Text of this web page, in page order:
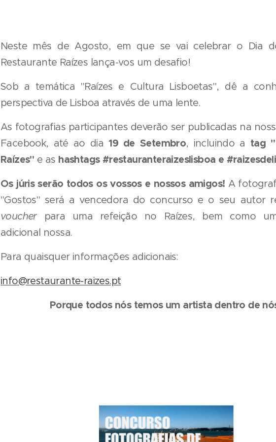
Neste mês de Agosto, em que se vai celebrar o Dia
Restaurante Raízes lança-vos um desafio!
Sob a temática "Raízes e Cultura Lisboetas", dê a
perspectiva de Lisboa através de uma lente.
As fotografias participantes deverão ser publicadas na
Facebook, até ao dia19 de Setembro, incluindo a tag
Raízes" e as hashtags #restauranteraizeslisboa e
Os júris serão todos os vossos e nossos amigos! A
"Gostos" será a vencedora do concurso e o seu autor
voucherpara uma refeição no Raízes, bem como
adicional nossa.
Para quaisquer informações adicionais:
info@restaurante-raizes.pt
Porque todos nós temos um artista dentro de